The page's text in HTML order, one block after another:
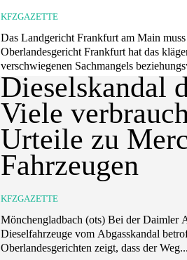
KFZGAZETTE
Das Landgericht Frankfurt am Main
Oberlandesgericht Frankfurt hat das
verschwiegenen Sachmangels
Dieselskandal
Viele
Urteile zu
Fahrzeugen
KFZGAZETTE
Mönchengladbach (ots) Bei der Daimler
Dieselfahrzeuge vom Abgasskandal
Oberlandesgerichten zeigt, dass der Weg...